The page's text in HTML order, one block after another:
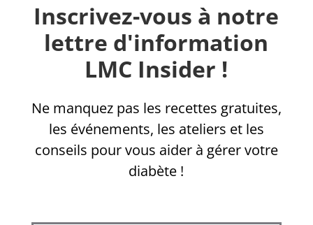
Inscrivez-vous à notre
lettre d'information
LMC Insider !
Ne manquez pas les recettes gratuites,
les événements, les ateliers et les
conseils pour vous aider à gérer votre
diabète !